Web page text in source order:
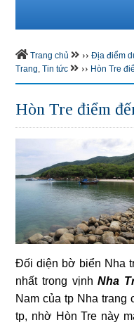
Trang chủ ›› Địa điểm
Trang,Tin tức ›› Hòn Tre
Hòn Tre điểm
Đối diện bờ biển Nha
nhất trong vịnhNha
Nam của tp Nha trang
tp, nhờ Hòn Tre này